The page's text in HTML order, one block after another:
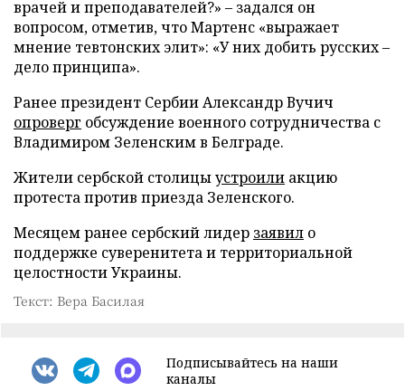
врачей и преподавателей?» – задался он
вопросом, отметив, что Мартенс «выражает
мнение тевтонских элит»: «У них добить русских –
дело принципа».
Ранее президент Сербии Александр Вучич
опроверг обсуждение военного сотрудничества с
Владимиром Зеленским в Белграде.
Жители сербской столицыустроили акцию
протеста против приезда Зеленского.
Месяцем ранее сербский лидер заявил о
поддержке суверенитета и территориальной
целостности Украины.
Текст: Вера Басилая
Подписывайтесь на наши
каналы